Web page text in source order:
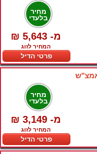
מחיר
בלעדי
₪ 5,643 -מ
המחיר לזוג
פרטי הדיל
מחיר
בלעדי
₪ 3,149 -מ
המחיר לזוג
פרטי הדיל